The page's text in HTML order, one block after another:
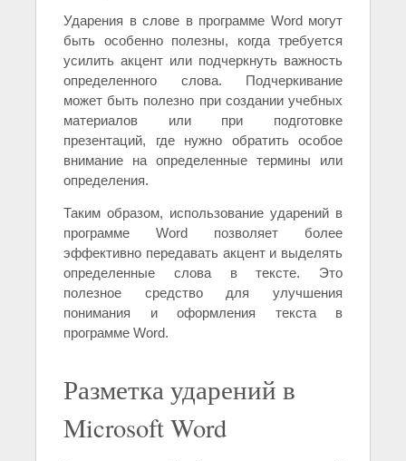
Ударения в слове в программе Word могут
быть особенно полезны, когда требуется
усилить акцент или подчеркнуть важность
определенного слова. Подчеркивание
может быть полезно при создании учебных
материалов или при подготовке
презентаций, где нужно обратить особое
внимание на определенные термины или
определения.
Таким образом, использование ударений в
программе Word позволяет более
эффективно передавать акцент и выделять
определенные слова в тексте. Это
полезное средство для улучшения
понимания и оформления текста в
программе Word.
Разметка ударений в
Microsoft Word